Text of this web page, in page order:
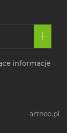
informacje
artneo.pl